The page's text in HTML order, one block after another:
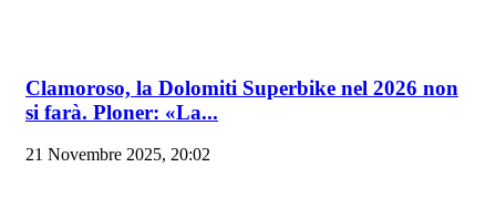
Clamoroso, la Dolomiti Superbike nel 2026 non
si farà. Ploner: «La...
21 Novembre 2025, 20:02